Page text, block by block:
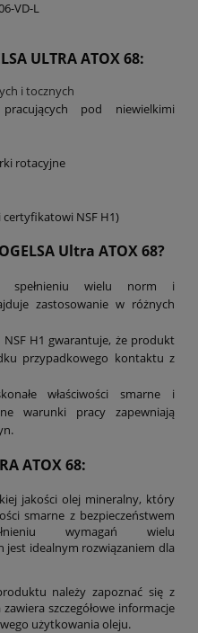
VD-L
ULTRA ATOX 68:
i tocznych
pod niewielkimi
rotacyjne
certyfikatowi NSF H1)
Ultra ATOX 68?
spełnieniu wielu norm i
zastosowanie w różnych
H1 gwarantuje, że produkt
przypadkowego kontaktu z
właściwości smarne i
warunki pracy zapewniają
ATOX 68:
jakości olej mineralny, który
smarne z bezpieczeństwem
wymagań wielu
idealnym rozwiązaniem dla
należy zapoznać się z
szczegółowe informacje
użytkowania oleju.